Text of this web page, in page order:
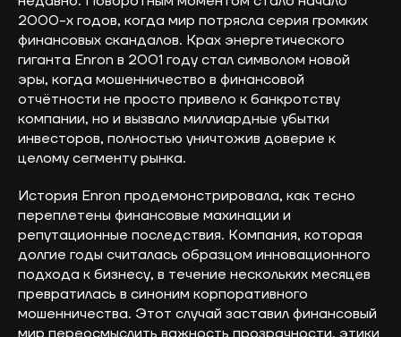
2000-х годов, когда мир потрясла серия громких
финансовых скандалов. Крах энергетического
гиганта Enron в 2001 году стал символом новой
эры, когда мошенничество в финансовой
отчётности не просто привело к банкротству
компании, но и вызвало миллиардные убытки
инвесторов, полностью уничтожив доверие к
целому сегменту рынка.
История Enron продемонстрировала, как тесно
переплетены финансовые махинации и
репутационные последствия. Компания, которая
долгие годы считалась образцом инновационного
подхода к бизнесу, в течение нескольких месяцев
превратилась в синоним корпоративного
мошенничества. Этот случай заставил финансовый